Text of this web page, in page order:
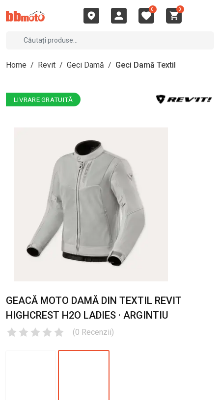
0 0
Home / Revit / Geci Damă / Geci Damă Textil
LIVRARE GRATUITĂ
GEACĂ MOTO DAMĂ DIN TEXTIL REVIT
HIGHCREST H2O LADIES · ARGINTIU
(0 Recenzii)